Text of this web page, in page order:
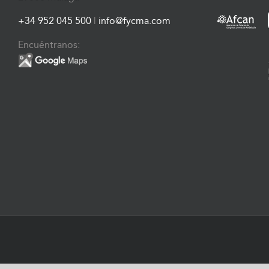
+34 952 045 500 | info@fycma.com
Encuéntranos: